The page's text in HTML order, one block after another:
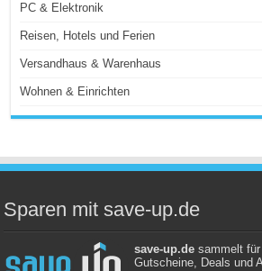
PC & Elektronik
Reisen, Hotels und Ferien
Versandhaus & Warenhaus
Wohnen & Einrichten
Sparen mit save-up.de
save-up.desammelt für
Gutscheine, Deals und